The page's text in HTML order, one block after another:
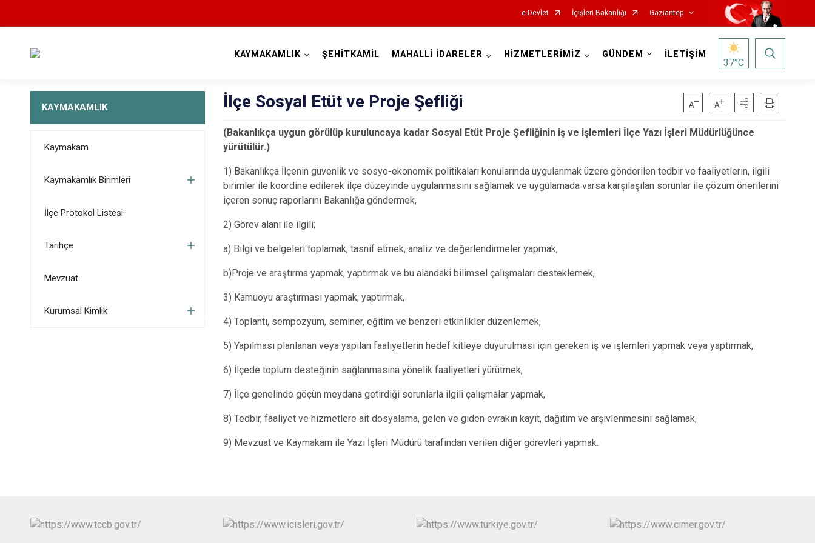
e-Devlet İçişleri Bakanlığı Gaziantep
Araban
İslahiye
Nurdağı
Oğuzeli
KAYMAKAMLIK ŞEHİTKAMİL MAHALLİ İDARELER HİZMETLERİMİZ GÜNDEM İLETİŞİM
37°C
KAYMAKAMLIK
Kaymakam
Kaymakamlık Birimleri
İlçe Protokol Listesi
Tarihçe
Mevzuat
Kurumsal Kimlik
İlçe Sosyal Etüt ve Proje Şefliği
(Bakanlıkça uygun görülüp kuruluncaya kadar Sosyal Etüt Proje Şefliğinin iş ve işlemleri İlçe Yazı İşleri Müdürlüğünce
yürütülür.)
1) Bakanlıkça İlçenin güvenlik ve sosyo-ekonomik politikaları konularında uygulanmak üzere gönderilen tedbir ve faaliyetlerin, ilgili
birimler ile koordine edilerek ilçe düzeyinde uygulanmasını sağlamak ve uygulamada varsa karşılaşılan sorunlar ile çözüm önerilerini
içeren sonuç raporlarını Bakanlığa göndermek,
2) Görev alanı ile ilgili;
a) Bilgi ve belgeleri toplamak, tasnif etmek, analiz ve değerlendirmeler yapmak,
b)Proje ve araştırma yapmak, yaptırmak ve bu alandaki bilimsel çalışmaları desteklemek,
3) Kamuoyu araştırması yapmak, yaptırmak,
4) Toplantı, sempozyum, seminer, eğitim ve benzeri etkinlikler düzenlemek,
5) Yapılması planlanan veya yapılan faaliyetlerin hedef kitleye duyurulması için gereken iş ve işlemleri yapmak veya yaptırmak,
6) İlçede toplum desteğinin sağlanmasına yönelik faaliyetleri yürütmek,
7) İlçe genelinde göçün meydana getirdiği sorunlarla ilgili çalışmalar yapmak,
8) Tedbir, faaliyet ve hizmetlere ait dosyalama, gelen ve giden evrakın kayıt, dağıtım ve arşivlenmesini sağlamak,
9) Mevzuat ve Kaymakam ile Yazı İşleri Müdürü tarafından verilen diğer görevleri yapmak.